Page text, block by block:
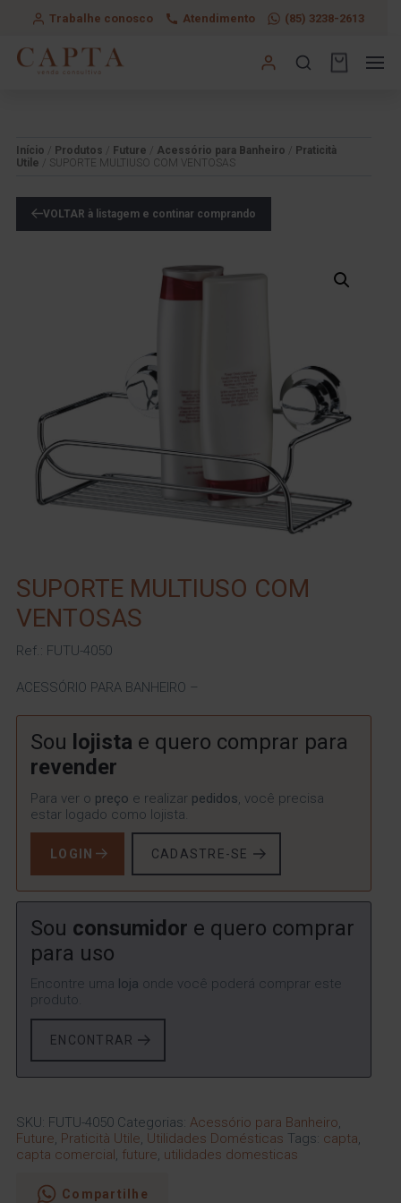
Trabalhe conosco Atendimento (85) 3238-2613
Início Produtos Future Acessório para Banheiro
Praticità
Utile / SUPORTE MULTIUSO COM VENTOSAS
VOLTAR à listagem e continar comprando
SUPORTE MULTIUSO COM
VENTOSAS
Ref.: FUTU-4050
ACESSÓRIO PARA BANHEIRO –
Sou lojista e quero comprar para
revender
Para ver o preço e realizar pedidos, você precisa
estar logado como lojista.
LOGIN CADASTRE-SE
Sou consumidor e quero comprar
para uso
Encontre uma loja onde você poderá comprar este
produto.
ENCONTRAR
SKU: FUTU-4050 Categorias:Acessório para Banheiro,
Future, Praticità Utile, Utilidades Domésticas Tags: capta,
capta comercial, future, utilidades domesticas
Compartilhe